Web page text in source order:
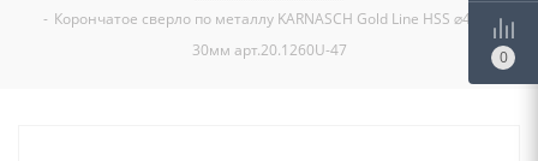
- Корончатое сверло по металлу KARNASCH Gold Line HSS ⌀47мм L-
30мм арт.20.1260U-47
0